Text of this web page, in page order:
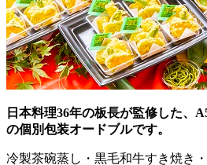
日本料理36年の板長が監修した、
の個別包装オードブルです。
冷製茶碗蒸し・黒毛和牛すき焼き